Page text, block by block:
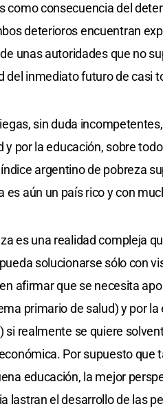
como consecuencia del
deterioros encuentran
unas autoridades que no
del inmediato futuro de casi
sin duda
y por la educación, sobre
argentino de pobreza
es aún un país rico y con
es una realidad compleja
solucionarse sólo con
afirmar que se necesita
primario de salud) y por
realmente se quiere
Por supuesto
educación, la mejor
lastran el desarrollo de las